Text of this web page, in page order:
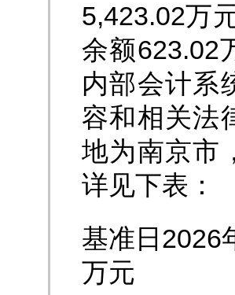
5,423.02万
余额623.02
内部会计系
容和相关法
地为南京市
详见下表：
基准
万元